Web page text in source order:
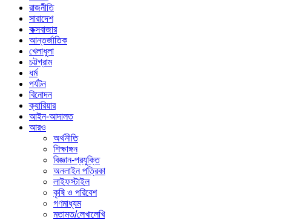
রাজনীতি
সারাদেশ
কক্সবাজার
আন্তর্জাতিক
খেলাধুলা
চট্টগ্রাম
ধর্ম
পর্যটন
বিনোদন
ক্যারিয়ার
আইন-আদালত
আরও
অর্থনীতি
শিক্ষাঙ্গন
বিজ্ঞান-প্রযুক্তি
অনলাইন পত্রিকা
লাইফস্টাইল
কৃষি ও পরিবেশ
গণমাধ্যম
মতামত/লেখালেখি